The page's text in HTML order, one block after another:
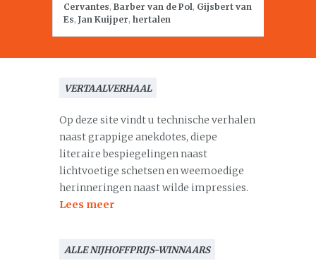
Cervantes, Barber van de Pol, Gijsbert van
Es, Jan Kuijper, hertalen
VERTAALVERHAAL
Op deze site vindt u technische verhalen
naast grappige anekdotes, diepe
literaire bespiegelingen naast
lichtvoetige schetsen en weemoedige
herinneringen naast wilde impressies.
Lees meer
ALLE NIJHOFFPRIJS-WINNAARS